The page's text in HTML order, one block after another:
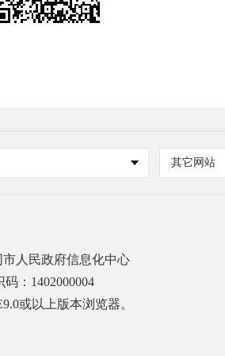
其它网站
人民政府信息化中心
码：1402000004
或以上版本浏览器。